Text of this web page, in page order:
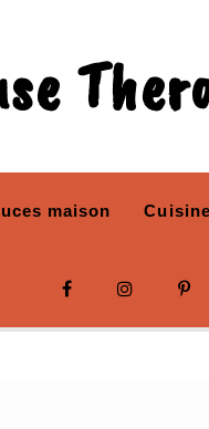
maison